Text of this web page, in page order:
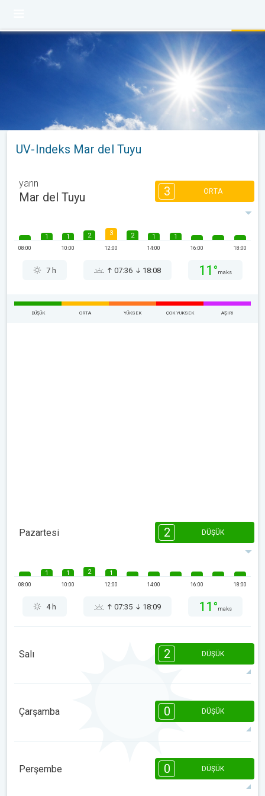
UV-Indeks Mar del Tuyu
yarın
Mar del Tuyu 3 ORTA
08:00
1 1
10:00
2 3
12:00
2 1
14:00
1
16:00 18:00
7 h 07:36 18:08 11° maks
DÜŞÜK ORTA YÜKSEK ÇOK YUKSEK AŞIRI
Pazartesi 2 DÜŞÜK
08:00
1 1
10:00
2 1
12:00 14:00 16:00 18:00
4 h 07:35 18:09 11° maks
Salı 2 DÜŞÜK
14:00
Çarşamba 0 DÜŞÜK
14:00 16:00 18:00
18:11 9°
Perşembe 0 DÜŞÜK